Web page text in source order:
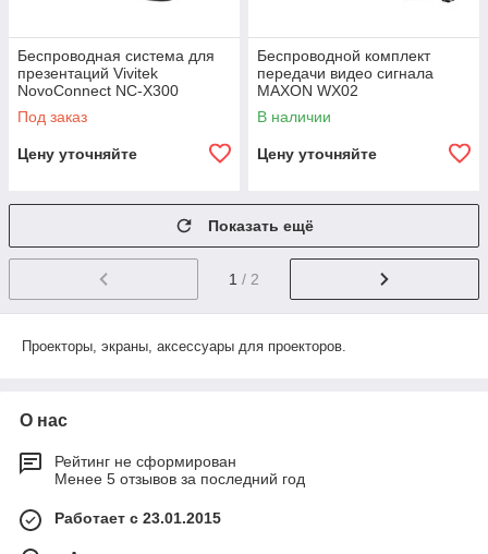
Беспроводная система для
презентаций Vivitek
NovoConnect NC-X300
Под заказ
Цену уточняйте
Беспроводной комплект
передачи видео сигнала
MAXON WX02
В наличии
Цену уточняйте
Показать ещё
1 / 2
Проекторы, экраны, аксессуары для проекторов.
О нас
Рейтинг не сформирован
Менее 5 отзывов за последний год
Работает с 23.01.2015